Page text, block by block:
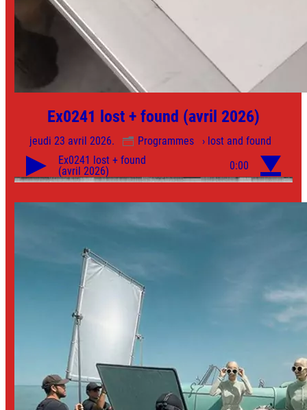
Ex0241 lost + found (avril 2026)
jeudi 23 avril 2026. Programmes › lost and found